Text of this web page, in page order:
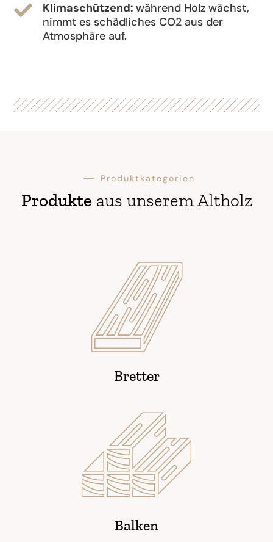
 Klimaschützend: während Holz wächst,
nimmt es schädliches CO2 aus der
Atmosphäre auf.
K Produktkategorien
Produkte aus unserem Altholz
Bretter
Balken